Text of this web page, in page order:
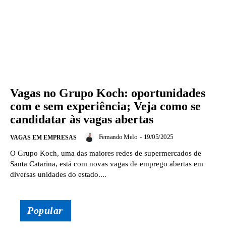
Vagas no Grupo Koch: oportunidades
com e sem experiência; Veja como se
candidatar às vagas abertas
VAGAS EM EMPRESAS Fernando Melo - 19/05/2025
O Grupo Koch, uma das maiores redes de supermercados de
Santa Catarina, está com novas vagas de emprego abertas em
diversas unidades do estado....
Popular